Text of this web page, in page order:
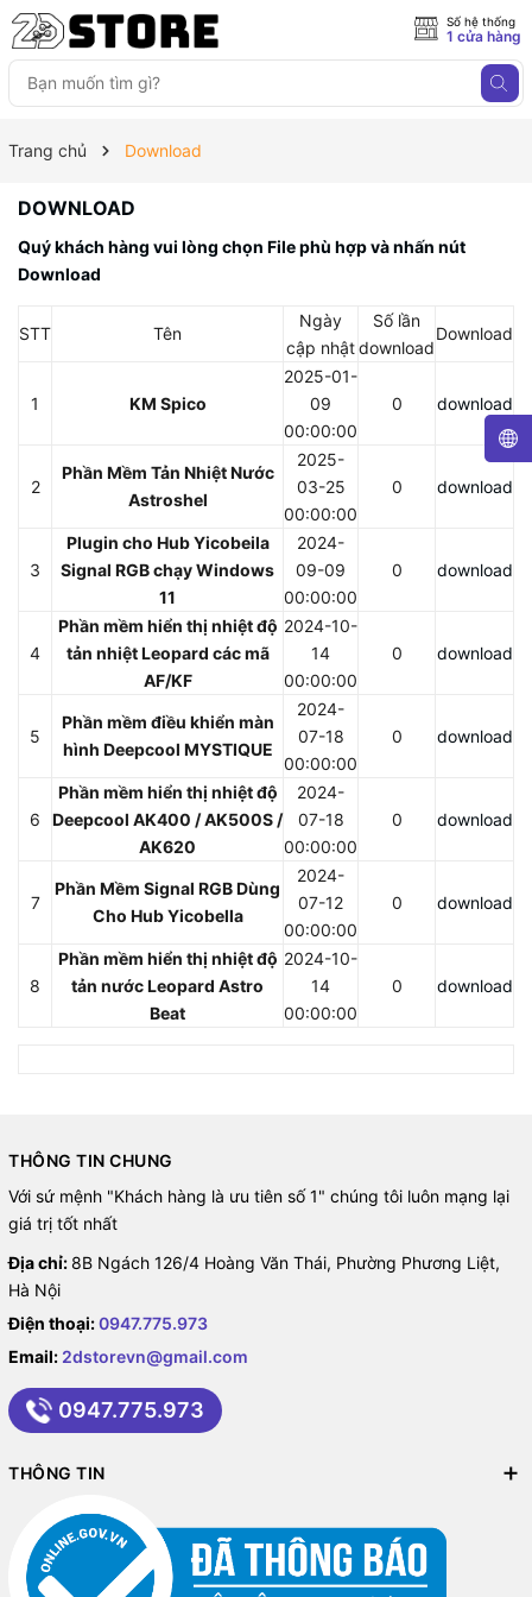
Số hệ thống
1 cửa hàng
Trang chủ Download
DOWNLOAD
Quý khách hàng vui lòng chọn File phù hợp và nhấn nút
Download
STT Tên
Ngày
cập nhật
Số lần
download
Download
1 KM Spico
2025-01-
09
00:00:00
0 download
2
Phần Mềm Tản Nhiệt Nước
Astroshel
2025-
03-25
00:00:00
0 download
3
Plugin cho Hub Yicobeila
Signal RGB chạy Windows
11
2024-
09-09
00:00:00
0 download
4
Phần mềm hiển thị nhiệt độ
tản nhiệt Leopard các mã
AF/KF
2024-10-
14
00:00:00
0 download
5
Phần mềm điều khiển màn
hình Deepcool MYSTIQUE
2024-
07-18
00:00:00
0 download
6
Phần mềm hiển thị nhiệt độ
Deepcool AK400 / AK500S /
AK620
2024-
07-18
00:00:00
0 download
7
Phần Mềm Signal RGB Dùng
Cho Hub Yicobella
2024-
07-12
00:00:00
0 download
8
Phần mềm hiển thị nhiệt độ
tản nước Leopard Astro
Beat
2024-10-
14
00:00:00
0 download
THÔNG TIN CHUNG
Với sứ mệnh "Khách hàng là ưu tiên số 1" chúng tôi luôn mạng lại
giá trị tốt nhất
Địa chỉ: 8B Ngách 126/4 Hoàng Văn Thái, Phường Phương Liệt,
Hà Nội
Điện thoại:0947.775.973
Email: 2dstorevn@gmail.com
0947.775.973
THÔNG TIN